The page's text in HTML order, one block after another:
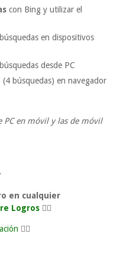
con Bing y utilizar el
en dispositivos
desde PC
búsquedas) en navegador
PC en móvil y las de móvil
en cualquier
Logros 👈🏼
👈🏼